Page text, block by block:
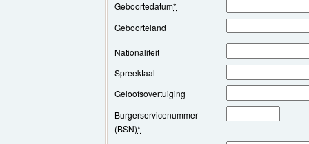
Geboortedatum*
Geboorteland
Nationaliteit
Spreektaal
Geloofsovertuiging
Burgerservicenummer
(BSN)*